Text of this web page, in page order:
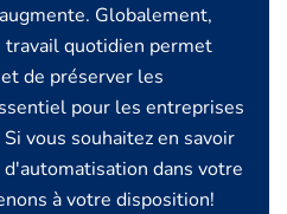
Globalement,
quotidien permet
de préserver les
pour les entreprises
vous souhaitez en savoir
dans votre
à votre disposition!